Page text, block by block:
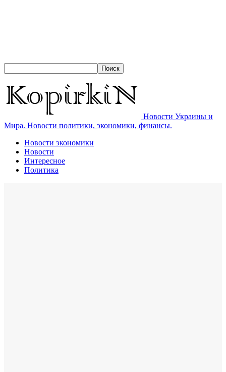
Новости Украины и
Мира. Новости политики, экономики, финансы.
Новости экономики
Новости
Интересное
Политика